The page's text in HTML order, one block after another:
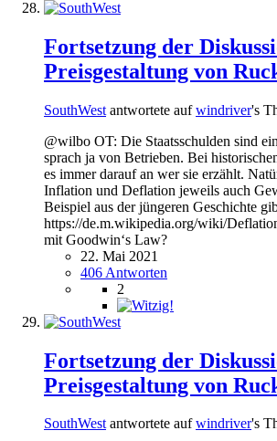
Fortsetzung der
Preisgestaltung von
SouthWest antwortete aufwindriver's
@wilbo OT: Die Staatsschulden sind
sprach ja von Betrieben. Bei
es immer darauf an wer sie erzählt.
Inflation und Deflation jeweils auch
Beispiel aus der jüngeren Geschichte
https://de.m.wikipedia.org/wiki/
mit Goodwin‘s Law?
22. Mai 2021
406 Antworten
2
Fortsetzung der
Preisgestaltung von
SouthWestantwortete aufwindriver's